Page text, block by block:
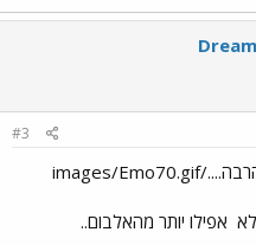
#3
אפילו יותר מהאלבום..